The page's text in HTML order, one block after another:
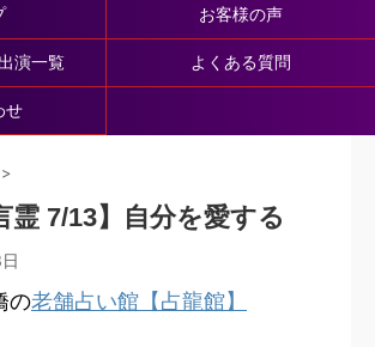
お客様の声
演一覧 よくある質問
せ
>
霊 7/13】自分を愛する
の老舗占い館【占龍館】